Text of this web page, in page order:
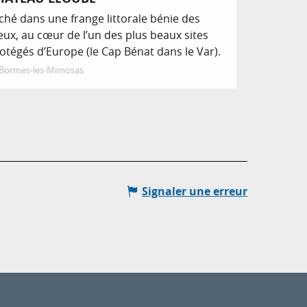
dans une frange littorale bénie des
au cœur de l’un des plus beaux sites
d’Europe (le Cap Bénat dans le Var).
Bormes-les-Mimosas
Signaler une erreur